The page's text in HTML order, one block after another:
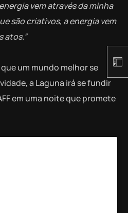
vem através da minha
são criativos, a energia vem
atos.”
um mundo melhor se
a Laguna irá se fundir
em uma noite que promete